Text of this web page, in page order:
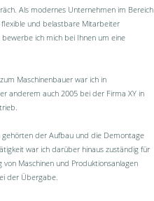
Als modernes Unternehmen im Bereich
und belastbare Mitarbeiter
ich mich bei Ihnen um eine
Maschinenbauer war ich in
anderem auch 2005 bei der Firma XY in
der Aufbau und die Demontage
war ich darüber hinaus zuständig für
Maschinen und Produktionsanlagen
der Übergabe.